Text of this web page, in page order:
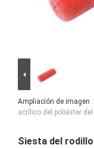
Ampliación de imagen :
acrílico del poliéster
Siesta del